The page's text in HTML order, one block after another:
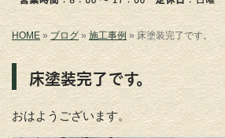
HOME» ブログ» 施工事例 » 床塗装完了です。
床塗装完了です。
おはようございます。